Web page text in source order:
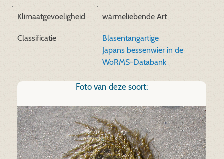
Klimaatgevoeligheid wärmeliebende Art
Classificatie
Blasentangartige
Japans bessenwier in de
WoRMS-Databank
Foto van deze soort: